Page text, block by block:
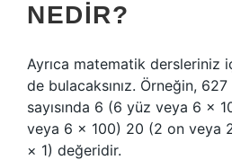
NEDIR?
Ayrıca matematik dersleriniz
de bulacaksınız. Örneğin, 627
sayısında 6 (6 yüz veya 6 ×
veya 6 × 100) 20 (2 on veya
× 1) değeridir.